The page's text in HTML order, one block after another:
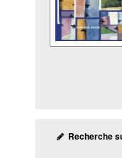
Recherche